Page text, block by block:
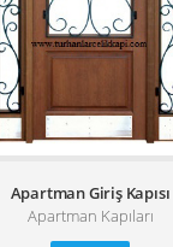
Apartman Giriş Kapısı
Apartman Kapıları